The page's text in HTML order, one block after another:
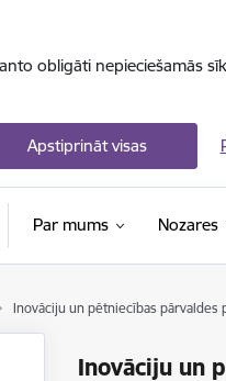
obligāti nepieciešamās
Apstiprināt visas
Par mums Nozares
Inovāciju un pētniecības
Inovāciju un